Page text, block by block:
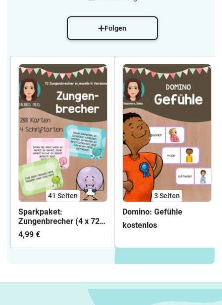
Folgen
41 Seiten
Sparkpaket:
Zungenbrecher (4 x 72
Karten!)
4,99 €
3 Seiten
Domino: Gefühle
kostenlos